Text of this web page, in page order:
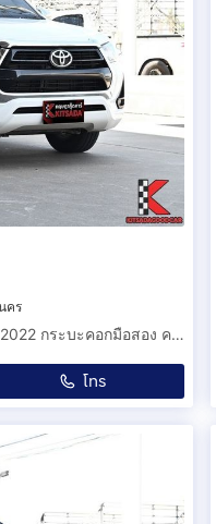
คร
Toyota Hilux Revo 2.4 Single Cab Entry ปี 2022 กระบะคอกมือสอง คอกสแตนเลส พื้นเรียบกันลื่น ไมล์แท้ 30,000 กม. รหัสสินค้า EAAC
โทร